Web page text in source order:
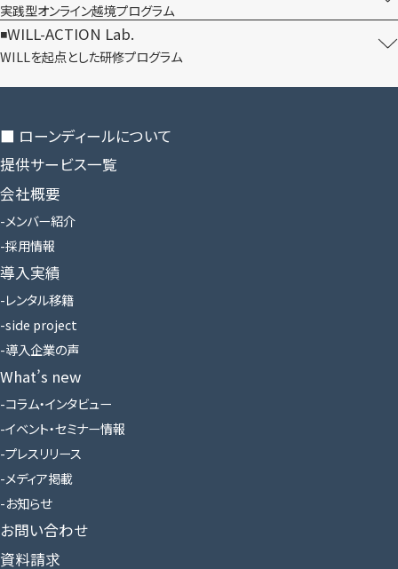
実践型オンライン​越境プログラム
WILL-ACTION Lab.
WILLを​起点とした​研修プログラム
■ ローンディールに​ついて
提供サービス一覧
会社概要
メンバー紹介
採用情報
導入実績
レンタル移籍
side project
導入企業の声
What’s new
コラム・インタビュー
イベント・セミナー情報
プレスリリース
メディア掲載
お知らせ
お問い合わせ
資料請求